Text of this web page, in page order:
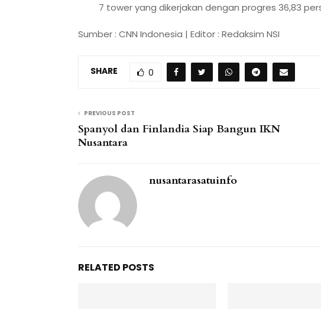
7 tower yang dikerjakan dengan progres 36,83
Sumber : CNN Indonesia | Editor : Redaksim NSI
SHARE 0
PREVIOUS POST
Spanyol dan Finlandia Siap Bangun IKN
Nusantara
nusantarasatuinfo
RELATED POSTS